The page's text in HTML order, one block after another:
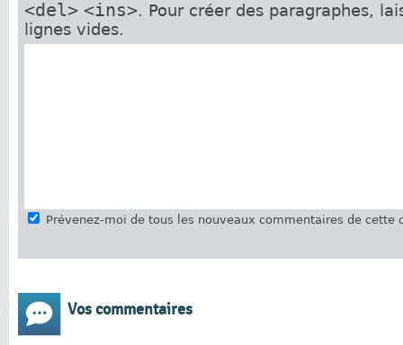
<del> <ins>. Pour créer des paragraphes,
lignes vides.
Prévenez-moi de tous les nouveaux commentaires de cette
Vos commentaires